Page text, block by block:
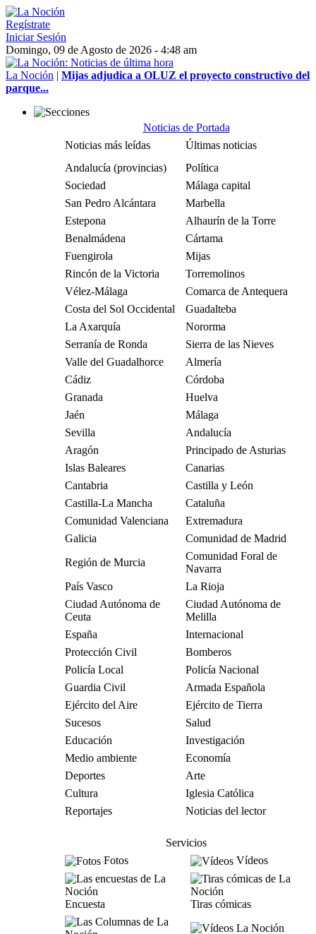
Regístrate
Iniciar Sesión
Domingo, 09 de Agosto de 2026 - 4:48 am
La Noción | Mijas adjudica a OLUZ el proyecto constructivo del
parque...
Noticias de Portada
Noticias más leídas
Últimas noticias
Andalucía (provincias)
Política
Sociedad
Málaga capital
San Pedro Alcántara
Marbella
Estepona
Alhaurín de la Torre
Benalmádena
Cártama
Fuengirola
Mijas
Rincón de la Victoria
Torremolinos
Vélez-Málaga
Comarca de Antequera
Costa del Sol Occidental
Guadalteba
La Axarquía
Nororma
Serranía de Ronda
Sierra de las Nieves
Valle del Guadalhorce
Almería
Cádiz
Córdoba
Granada
Huelva
Jaén
Málaga
Sevilla
Andalucía
Aragón
Principado de Asturias
Islas Baleares
Canarias
Cantabria
Castilla y León
Castilla-La Mancha
Cataluña
Comunidad Valenciana
Extremadura
Galicia
Comunidad de Madrid
Región de Murcia
Comunidad Foral de
Navarra
País Vasco
La Rioja
Ciudad Autónoma de
Ceuta
Ciudad Autónoma de
Melilla
España
Internacional
Protección Civil
Bomberos
Policía Local
Policía Nacional
Guardia Civil
Armada Española
Ejército del Aire
Ejército de Tierra
Sucesos
Salud
Educación
Investigación
Medio ambiente
Economía
Deportes
Arte
Cultura
Iglesia Católica
Reportajes
Noticias del lector
Servicios
Fotos
Vídeos
Encuesta Tiras cómicas